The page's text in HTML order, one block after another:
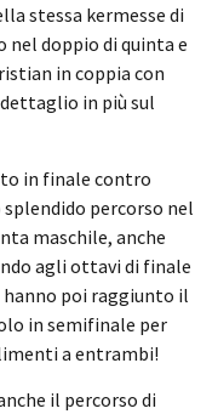
stessa kermesse di
nel doppio di quinta e
in coppia con
dettaglio in più sul
in finale contro
percorso nel
maschile, anche
agli ottavi di finale
poi raggiunto il
in semifinale per
a entrambi!
il percorso di